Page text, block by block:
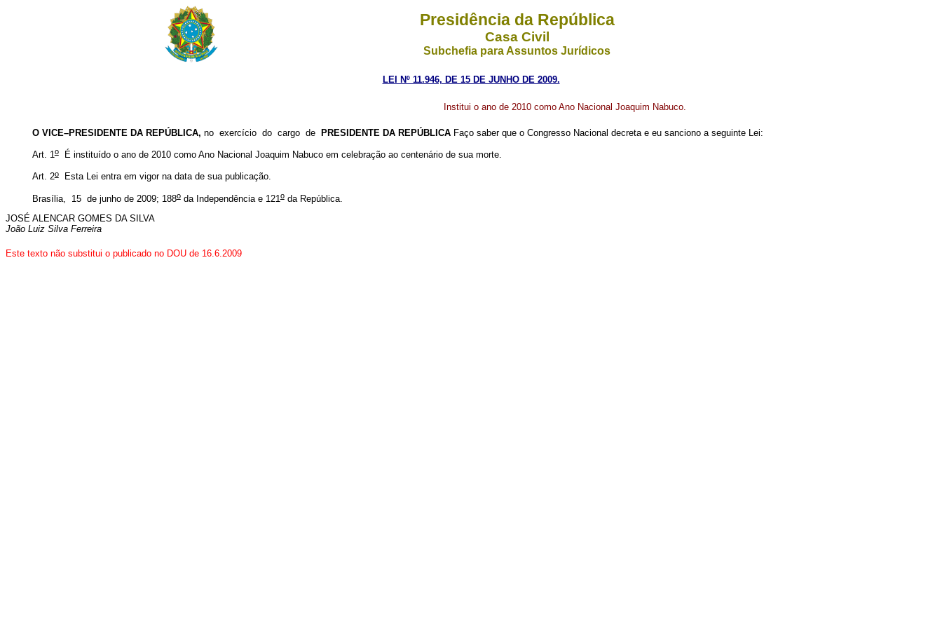
Presidência da República
Casa Civil
Subchefia para Assuntos Jurídicos
LEI Nº 11.946, DE 15 DE JUNHO DE 2009.
Institui o ano de 2010 como Ano Nacional Joaquim Nabuco.
O VICE–PRESIDENTE DA REPÚBLICA, no exercício do cargo de PRESIDENTE DA REPÚBLICA Faço saber que o Congresso Nacional decreta e eu sanciono a seguinte Lei:
Art. 1oÉ instituído o ano de 2010 como Ano Nacional Joaquim Nabuco em celebração ao centenário de sua morte.
Art. 2oEsta Lei entra em vigor na data de sua publicação.
Brasília, 15 de junho de 2009; 188oda Independência e 121oda República.
JOSÉ ALENCAR GOMES DA SILVA
João Luiz Silva Ferreira
Este texto não substitui o publicado no DOU de 16.6.2009